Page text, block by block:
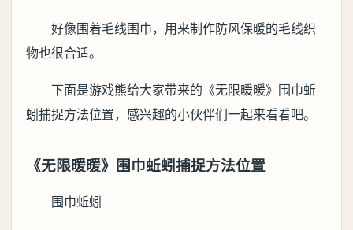
好像围着毛线围巾，用来制作防风保暖的毛线织
物也很合适。
下面是游戏熊给大家带来的《无限暖暖》围巾蚯
蚓捕捉方法位置，感兴趣的小伙伴们一起来看看吧。
《无限暖暖》围巾蚯蚓捕捉方法位置
围巾蚯蚓